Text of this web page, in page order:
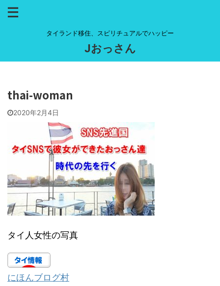
タイランド移住、スピリチュアルでハッピー
Jおっさん
thai-woman
2020年2月4日
タイ人女性の写真
にほんブログ村